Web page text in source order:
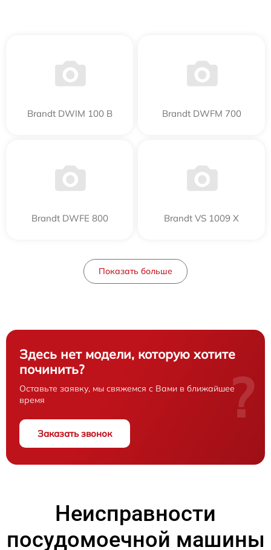
Brandt DWIM 100 B Brandt DWFM 700
Brandt DWFE 800 Brandt VS 1009 X
Показать больше
Здесь нет модели, которую хотите
починить?
Оставьте заявку, мы свяжемся с Вами в ближайшее
время
Заказать звонок
?
Неисправности
посудомоечной машины